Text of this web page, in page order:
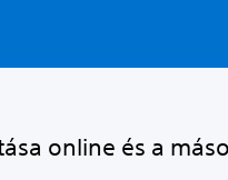
online és a